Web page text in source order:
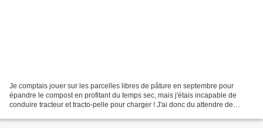
Je comptais jouer sur les parcelles libres de pâture en septembre pour
épandre le compost en profitant du temps sec, mais j'étais incapable de
conduire tracteur et tracto-pelle pour charger ! J'ai donc du attendre de